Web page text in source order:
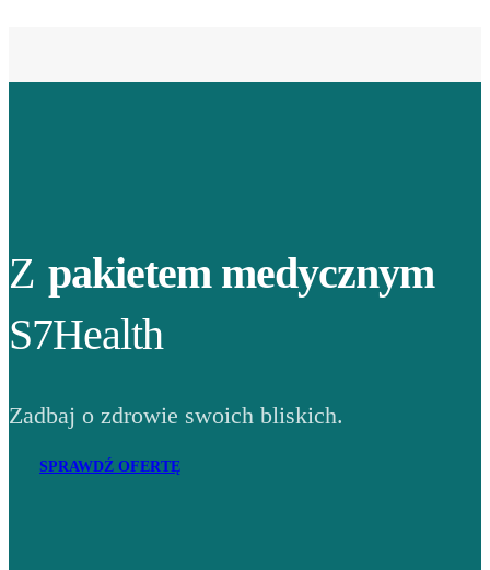
Z pakietem medycznym
S7Health
Zadbaj o zdrowie swoich bliskich.
SPRAWDŹ OFERTĘ